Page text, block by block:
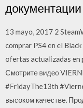
документации
13 mayo, 2017 2
comprar PS4 en el
ofertas actualizadas en
Смотрите видео
#FridayThe13th
высоком качестве.